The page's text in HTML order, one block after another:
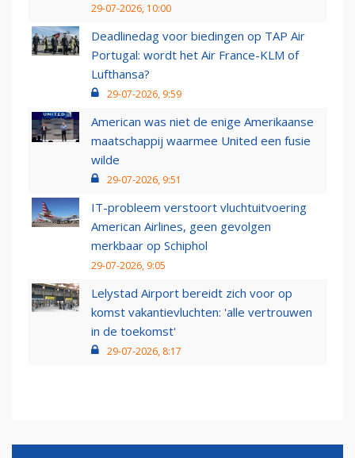
29-07-2026, 10:00
Deadlinedag voor biedingen op TAP Air
Portugal: wordt het Air France-KLM of
Lufthansa?
29-07-2026, 9:59
American was niet de enige Amerikaanse
maatschappij waarmee United een fusie
wilde
29-07-2026, 9:51
IT-probleem verstoort vluchtuitvoering
American Airlines, geen gevolgen
merkbaar op Schiphol
29-07-2026, 9:05
Lelystad Airport bereidt zich voor op
komst vakantievluchten: 'alle vertrouwen
in de toekomst'
29-07-2026, 8:17